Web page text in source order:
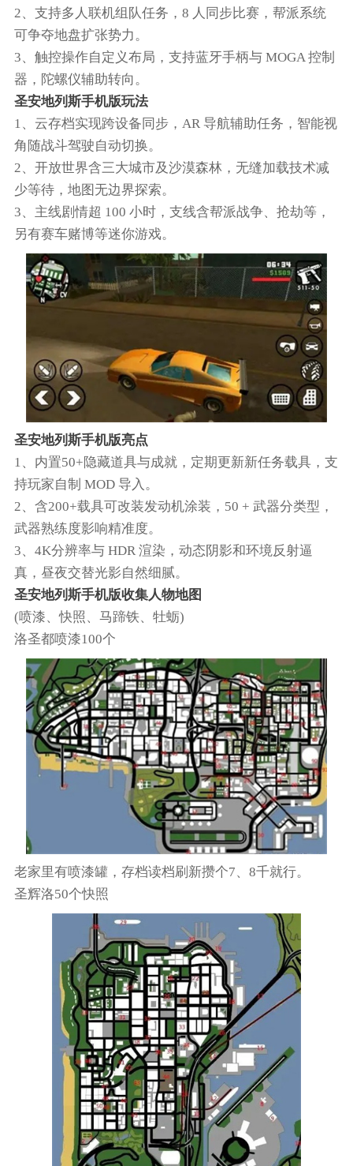
2、支持多人联机组队任务，8 人同步比赛，帮派系统
可争夺地盘扩张势力。​
3、触控操作自定义布局，支持蓝牙手柄与 MOGA 控制
器，陀螺仪辅助转向。​
圣安地列斯手机版玩法
1、云存档实现跨设备同步，AR 导航辅助任务，智能视
角随战斗驾驶自动切换。​
2、开放世界含三大城市及沙漠森林，无缝加载技术减
少等待，地图无边界探索。​
3、主线剧情超 100 小时，支线含帮派战争、抢劫等，
另有赛车赌博等迷你游戏。​
圣安地列斯手机版亮点
1、内置50+隐藏道具与成就，定期更新新任务载具，支
持玩家自制 MOD 导入。
2、含200+载具可改装发动机涂装，50 + 武器分类型，
武器熟练度影响精准度。​
3、4K分辨率与 HDR 渲染，动态阴影和环境反射逼
真，昼夜交替光影自然细腻。​
圣安地列斯手机版收集人物地图
(喷漆、快照、马蹄铁、牡蛎)
洛圣都喷漆100个
老家里有喷漆罐，存档读档刷新攒个7、8千就行。
圣辉洛50个快照